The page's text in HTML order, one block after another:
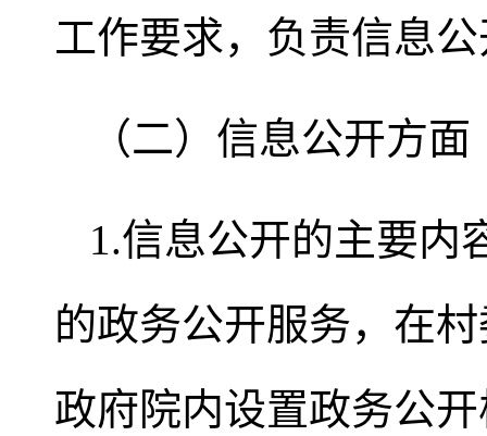
工作要求，负责信息
（二）信息公开方面
1.信息公开的主要内
的政务公开服务，在
政府院内设置政务公